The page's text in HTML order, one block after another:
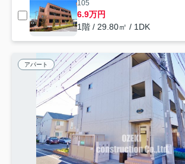
105
6.9万円
1階 / 29.80㎡ / 1DK
アパート